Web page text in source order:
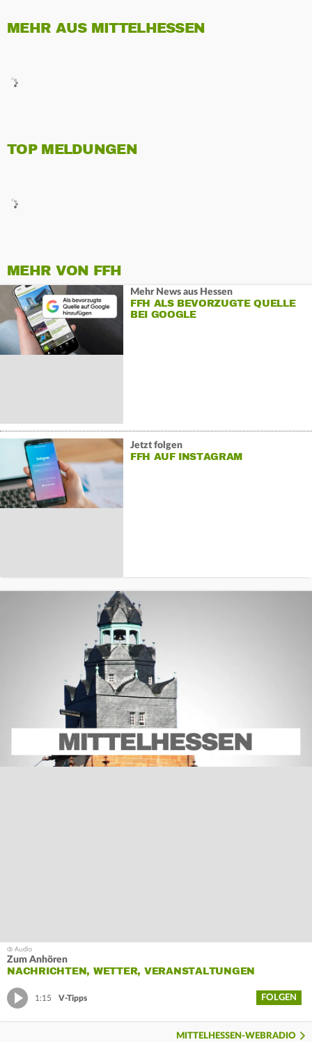
MEHR AUS MITTELHESSEN
TOP MELDUNGEN
MEHR VON FFH
Mehr News aus Hessen
FFH ALS BEVORZUGTE QUELLE
BEI GOOGLE
Jetzt folgen
FFH AUF INSTAGRAM
Zum Anhören
NACHRICHTEN, WETTER, VERANSTALTUNGEN
1:15 V-Tipps FOLGEN
MITTELHESSEN-WEBRADIO